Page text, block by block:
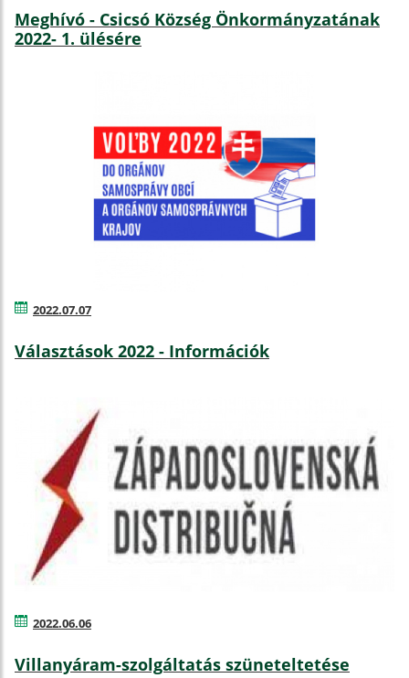
Meghívó - Csicsó Község Önkormányzatának
2022- 1. ülésére
2022.07.07
Választások 2022 - Információk
2022.06.06
Villanyáram-szolgáltatás szüneteltetése